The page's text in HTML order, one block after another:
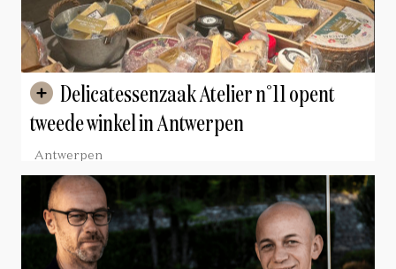
tweede winkel in Antwerpen
Antwerpen